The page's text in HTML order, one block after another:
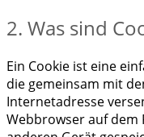
2. Was sind
Ein Cookie ist eine
die gemeinsam mit
Internetadresse
Webbrowser auf dem